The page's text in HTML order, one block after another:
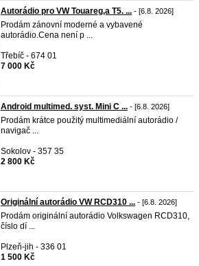
Autorádio pro VW Touareg,a T5. ... - [6.8. 2026]
Prodám zánovní moderné a vybavené
autorádio.Cena není p ...
Třebíč - 674 01
7 000 Kč
Android multimed. syst. Mini C ... - [6.8. 2026]
Prodám krátce použitý multimediální autorádio /
navigač ...
Sokolov - 357 35
2 800 Kč
Originální autorádio VW RCD310 ... - [6.8. 2026]
Prodám originální autorádio Volkswagen RCD310,
číslo dí ...
Plzeň-jih - 336 01
1 500 Kč